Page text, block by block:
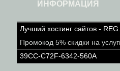
ИНФОРМАЦИЯ
Лучший хостинг сайтов -
Промокод 5% скидки на
39CC-C72F-6342-560A